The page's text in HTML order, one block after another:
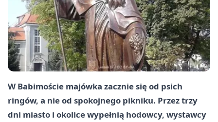
W Babimoście majówka zacznie się od psich
ringów, a nie od spokojnego pikniku. Przez trzy
dni miasto i okolice wypełnią hodowcy, wystawcy